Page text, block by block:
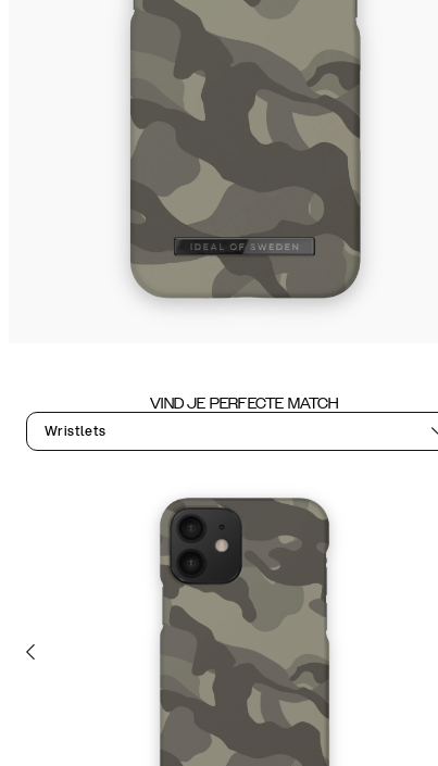
VIND JE PERFECTE MATCH
Wristlets